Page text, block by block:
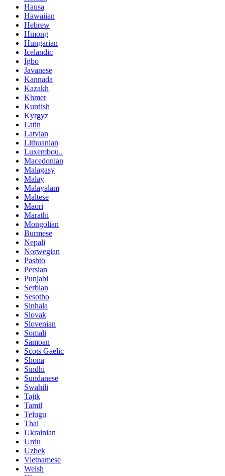
Hausa
Hawaiian
Hebrew
Hmong
Hungarian
Icelandic
Igbo
Javanese
Kannada
Kazakh
Khmer
Kurdish
Kyrgyz
Latin
Latvian
Lithuanian
Luxembou..
Macedonian
Malagasy
Malay
Malayalam
Maltese
Maori
Marathi
Mongolian
Burmese
Nepali
Norwegian
Pashto
Persian
Punjabi
Serbian
Sesotho
Sinhala
Slovak
Slovenian
Somali
Samoan
Scots Gaelic
Shona
Sindhi
Sundanese
Swahili
Tajik
Tamil
Telugu
Thai
Ukrainian
Urdu
Uzbek
Vietnamese
Welsh